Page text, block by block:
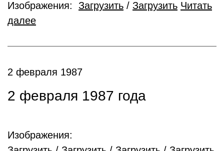
Изображения: Загрузить / Загрузить Читать
далее
2 февраля 1987
2 февраля 1987 года
Изображения: